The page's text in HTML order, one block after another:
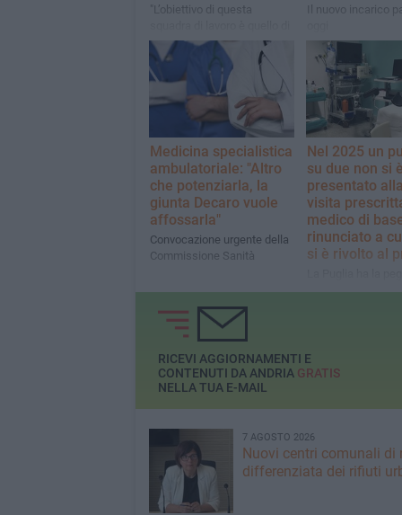
"L’obiettivo di questa
razionalizzare la spesa e
ottimizzare i servizi per i
cittadini"
Il nuovo incarico
Medicina specialistica
ambulatoriale: "Altro
che potenziarla, la
giunta Decaro vuole
affossarla"
Convocazione urgente della
Commissione Sanità
Nel 2025 un
su due non si è
presentato
visita
medico di
rinunciato a
si è rivolto al
La Puglia ha la
percentuale fra le
RICEVI AGGIORNAMENTI E
CONTENUTI DA ANDRIA GRATIS
NELLA TUA E-MAIL
7 AGOSTO 2026
Nuovi centri comunali di
differenziata dei rifiuti